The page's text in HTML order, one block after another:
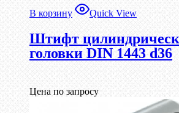
В корзину Quick View
Штифт
головки DIN 1443 d36
Цена по запросу